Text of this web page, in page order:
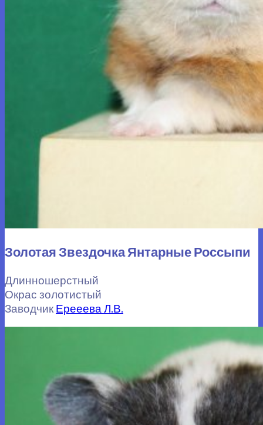
Золотая Звездочка Янтарные Россыпи
Длинношерстный
Окрас золотистый
Заводчик Ерееева Л.В.